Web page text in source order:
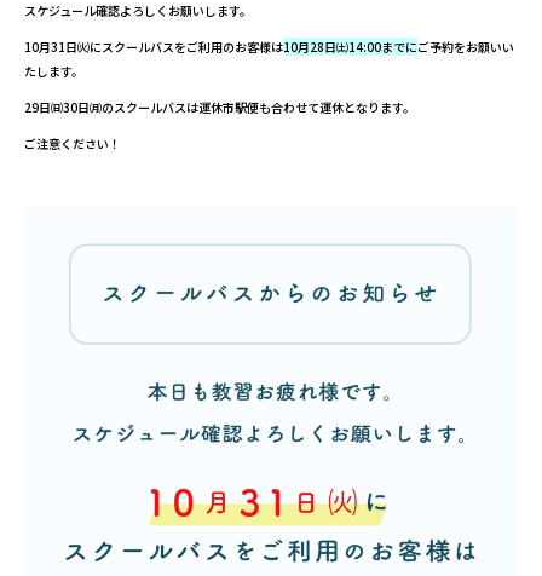
スケジュール確認よろしくお願いします。
10月31日㈫にスクールバスをご利用のお客様は10月28日㈯14:00までにご予約をお願いい
たします。
29日㈰30日㈪のスクールバスは運休市駅便も合わせて運休となります。
ご注意ください！